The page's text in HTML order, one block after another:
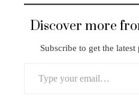
Discover more
Subscribe to get the